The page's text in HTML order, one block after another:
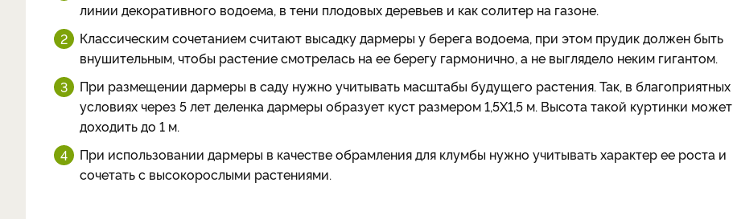
линии декоративного водоема, в тени плодовых деревьев и как солитер на газоне.
Классическим сочетанием считают высадку дармеры у берега водоема, при этом прудик должен быть
внушительным, чтобы растение смотрелась на ее берегу гармонично, а не выглядело неким гигантом.
При размещении дармеры в саду нужно учитывать масштабы будущего растения. Так, в благоприятных
условиях через 5 лет деленка дармеры образует куст размером 1,5Х1,5 м. Высота такой куртинки может
доходить до 1 м.
При использовании дармеры в качестве обрамления для клумбы нужно учитывать характер ее роста и
сочетать с высокорослыми растениями.